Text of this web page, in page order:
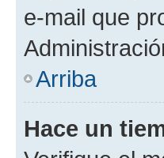
e-mail que
Arriba
Hace un